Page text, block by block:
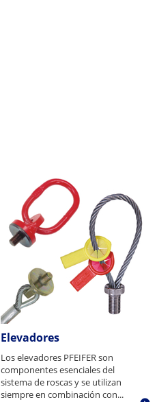
Elevadores
Los elevadores PFEIFER son
componentes esenciales del
sistema de roscas y se utilizan
siempre en combinación con...